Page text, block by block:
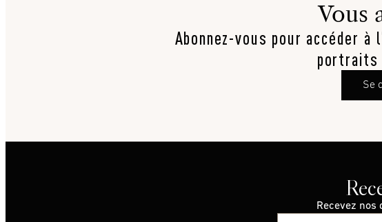
Vous
Abonnez-vous pour accéder
portraits
Se
Recevez